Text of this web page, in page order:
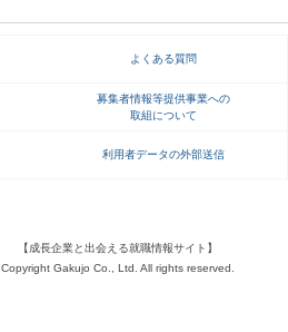
よくある質問
募集者情報等提供事業への
取組について
利用者データの外部送信
【成長企業と出会える就職情報サイト】
Copyright Gakujo Co., Ltd. All rights reserved.